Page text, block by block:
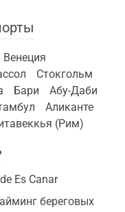
Венеция
Стокгольм
Бари
Абу-Даби
Аликанте
(Рим)
Es Canar
береговых